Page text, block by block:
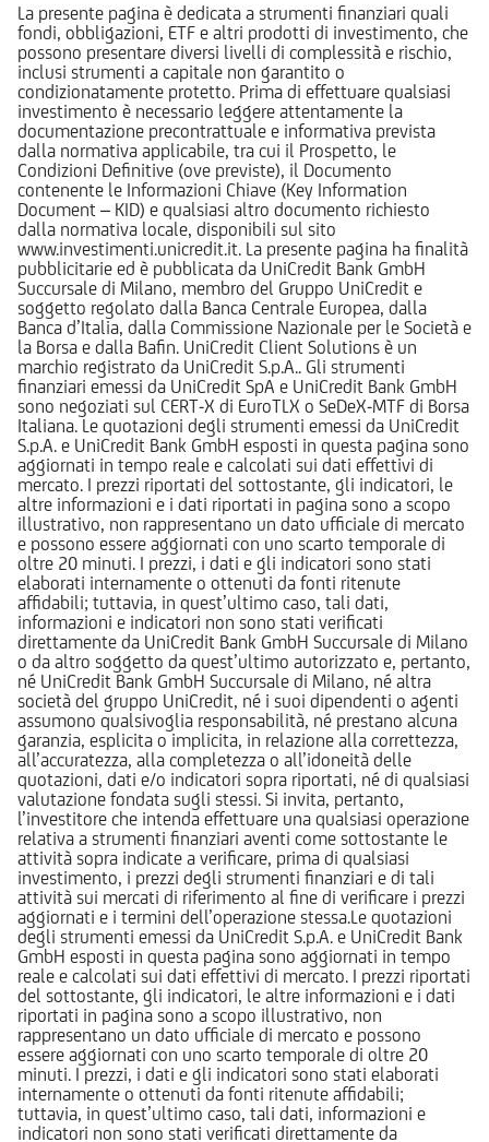
La presente pagina è dedicata a strumenti finanziari quali
fondi, obbligazioni, ETF e altri prodotti di investimento, che
possono presentare diversi livelli di complessità e rischio,
inclusi strumenti a capitale non garantito o
condizionatamente protetto. Prima di effettuare qualsiasi
investimento è necessario leggere attentamente la
documentazione precontrattuale e informativa prevista
dalla normativa applicabile, tra cui il Prospetto, le
Condizioni Definitive (ove previste), il Documento
contenente le Informazioni Chiave (Key Information
Document – KID) e qualsiasi altro documento richiesto
dalla normativa locale, disponibili sul sito
www.investimenti.unicredit.it. La presente pagina ha finalità
pubblicitarie ed è pubblicata da UniCredit Bank GmbH
Succursale di Milano, membro del Gruppo UniCredit e
soggetto regolato dalla Banca Centrale Europea, dalla
Banca d’Italia, dalla Commissione Nazionale per le Società e
la Borsa e dalla Bafin. UniCredit Client Solutions è un
marchio registrato da UniCredit S.p.A.. Gli strumenti
finanziari emessi da UniCredit SpA e UniCredit Bank GmbH
sono negoziati sul CERT-X di EuroTLX o SeDeX-MTF di Borsa
Italiana. Le quotazioni degli strumenti emessi da UniCredit
S.p.A. e UniCredit Bank GmbH esposti in questa pagina sono
aggiornati in tempo reale e calcolati sui dati effettivi di
mercato. I prezzi riportati del sottostante, gli indicatori, le
altre informazioni e i dati riportati in pagina sono a scopo
illustrativo, non rappresentano un dato ufficiale di mercato
e possono essere aggiornati con uno scarto temporale di
oltre 20 minuti. I prezzi, i dati e gli indicatori sono stati
elaborati internamente o ottenuti da fonti ritenute
affidabili; tuttavia, in quest’ultimo caso, tali dati,
informazioni e indicatori non sono stati verificati
direttamente da UniCredit Bank GmbH Succursale di Milano
o da altro soggetto da quest’ultimo autorizzato e, pertanto,
né UniCredit Bank GmbH Succursale di Milano, né altra
società del gruppo UniCredit, né i suoi dipendenti o agenti
assumono qualsivoglia responsabilità, né prestano alcuna
garanzia, esplicita o implicita, in relazione alla correttezza,
all’accuratezza, alla completezza o all’idoneità delle
quotazioni, dati e/o indicatori sopra riportati, né di qualsiasi
valutazione fondata sugli stessi. Si invita, pertanto,
l’investitore che intenda effettuare una qualsiasi operazione
relativa a strumenti finanziari aventi come sottostante le
attività sopra indicate a verificare, prima di qualsiasi
investimento, i prezzi degli strumenti finanziari e di tali
attività sui mercati di riferimento al fine di verificare i prezzi
aggiornati e i termini dell’operazione stessa.Le quotazioni
degli strumenti emessi da UniCredit S.p.A. e UniCredit Bank
GmbH esposti in questa pagina sono aggiornati in tempo
reale e calcolati sui dati effettivi di mercato. I prezzi riportati
del sottostante, gli indicatori, le altre informazioni e i dati
riportati in pagina sono a scopo illustrativo, non
rappresentano un dato ufficiale di mercato e possono
essere aggiornati con uno scarto temporale di oltre 20
minuti. I prezzi, i dati e gli indicatori sono stati elaborati
internamente o ottenuti da fonti ritenute affidabili;
tuttavia, in quest’ultimo caso, tali dati, informazioni e
indicatori non sono stati verificati direttamente da